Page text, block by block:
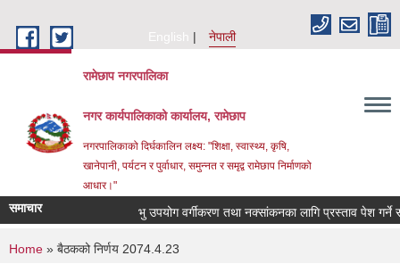
English
नेपाली
रामेछाप नगरपालिका
नगर कार्यपालिकाको कार्यालय, रामेछाप
नगरपालिकाको दिर्घकालिन लक्ष्य: "शिक्षा, स्वास्थ्य, कृषि,
खानेपानी, पर्यटन र पुर्वाधार, समुन्नत र समृद्व रामेछाप निर्माणको
आधार।"
समाचार भु उपयोग वर्गीकरण तथा नक्सांकनका लागि प्रस्ताव पेश गर्ने
You are here
Home » बैठकको निर्णय 2074.4.23